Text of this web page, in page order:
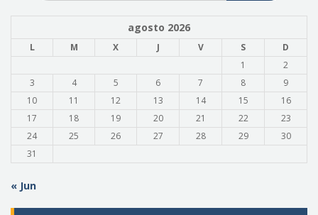
agosto 2026
L M X J V S
D
1
2
3
4 5 6 7 8
9
10
11 12 13 14 15
16
17
18 19 20 21 22
23
24
25 26 27 28 29
30
31
« Jun